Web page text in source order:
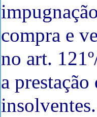
compra e
no art.
a
insolventes.